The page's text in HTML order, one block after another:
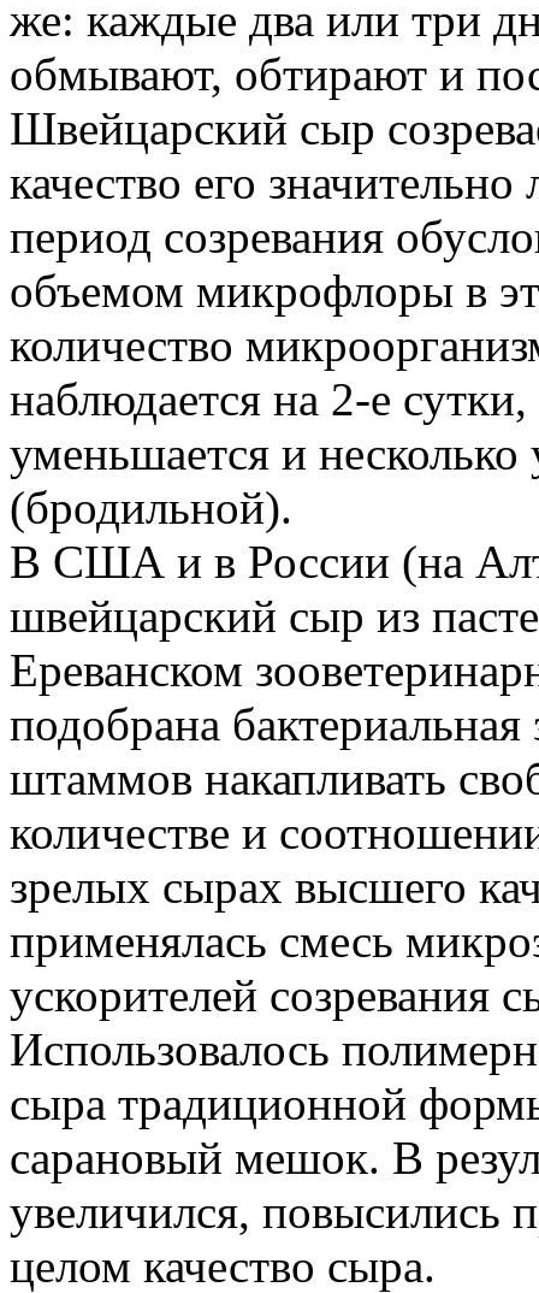
же: каждые два или три
обмывают, обтирают и
Швейцарский сыр
качество его
период созревания
объемом микрофлоры в
количество
наблюдается на 2-е
уменьшается и несколько
(бродильной).
В США и в России (на
швейцарский сыр из
Ереванском
подобрана
штаммов накапливать
количестве и
зрелых сырах высшего
применялась смесь
ускорителей созревания
Использовалось
сыра традиционной
сарановый мешок. В
увеличился, повысились
целом качество сыра.